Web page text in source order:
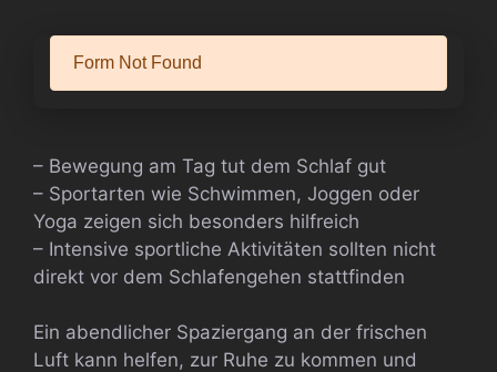
– Bewegung am Tag tut dem Schlaf gut
– Sportarten wie Schwimmen, Joggen oder
Yoga zeigen sich besonders hilfreich
– Intensive sportliche Aktivitäten sollten nicht
direkt vor dem Schlafengehen stattfinden
Ein abendlicher Spaziergang an der frischen
Luft kann helfen, zur Ruhe zu kommen und